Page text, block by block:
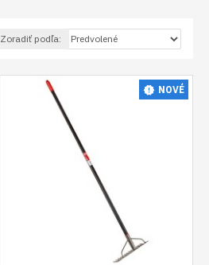
Zoradiť podľa:
NOVÉ